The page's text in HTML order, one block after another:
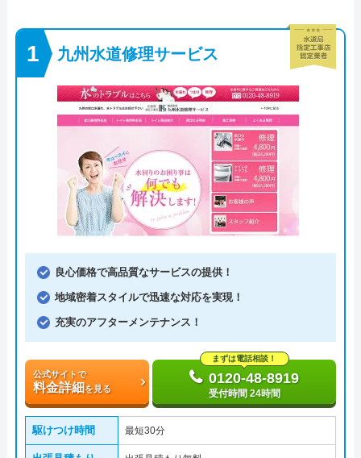
九州水道修理サービス
良心価格で高品質なサービスの提供！
地域密着スタイルで迅速な対応を実現！
充実のアフターメンテナンス！
公式サイトで
料金詳細を見る
まずは電話相談！
0120-48-8919
受付時間 24時間
駆けつけ時間 最短30分